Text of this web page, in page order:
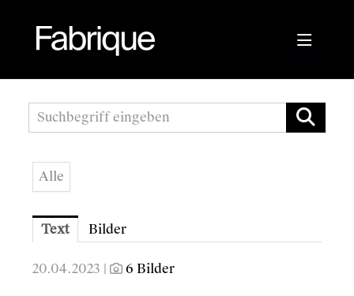
Pressemitteilungen
Fabrique Agency
Bioblo
Sunshine Mastering
Alle
Text Bilder
20.04.2023 | 6 Bilder